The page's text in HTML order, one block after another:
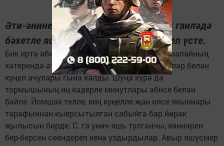
Әти-әнине сайлап алмыйлар. С. тату гаиләдә
бәхетле яшәгән балалардан көнләшеп үсте.
Бик иртә әбисе карамагына тапшырылган малайның
хәтерендә әти-әниләренең исерек компанияләр белән
күңел ачулары гына калды. Шуңа күрә дә
тормышының иң кадерле минутлары әбисе белән
бәйле. Йомшак телле, киң күңелле җан иясе якыннары
тарафыннан кыерсытылган сабыйга бар йөрәк
җылысын бирде. С. га унөч яшь тулганчы, көннәрен
бер-берсен сөендереп кенә уздырдылар. Авыр яшүсмер